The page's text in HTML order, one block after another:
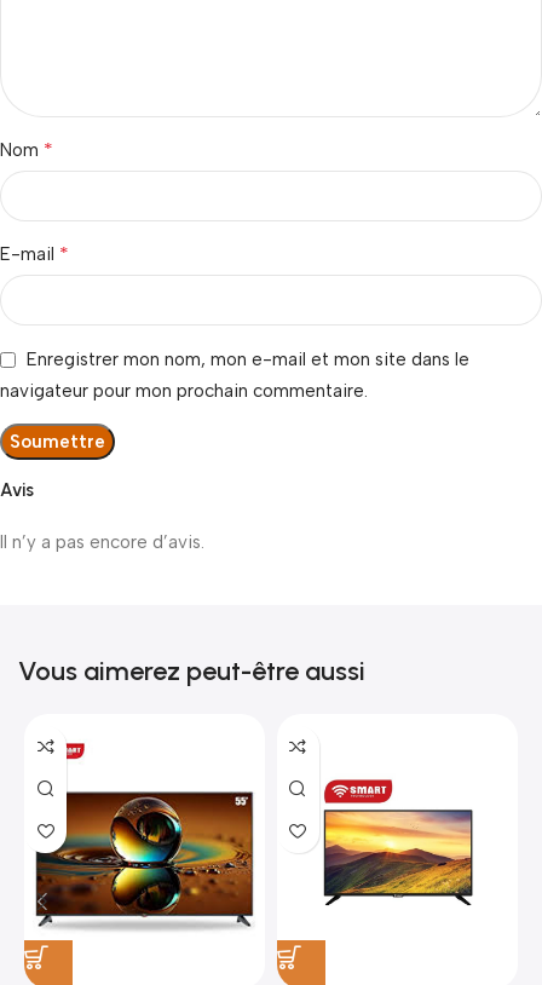
Avis
Il n’y a pas encore d’avis.
Nom *
E-mail *
Enregistrer mon nom, mon e-mail et mon site dans le
navigateur pour mon prochain commentaire.
Vous aimerez peut-être aussi